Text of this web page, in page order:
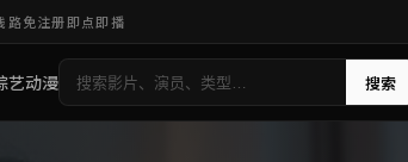
路免注册即点即播
艺动漫 搜索